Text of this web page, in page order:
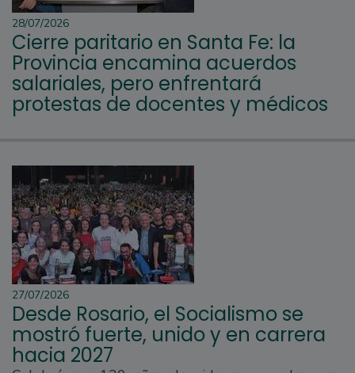
28/07/2026
Cierre paritario en Santa Fe: la
Provincia encamina acuerdos
salariales, pero enfrentará
protestas de docentes y médicos
27/07/2026
Desde Rosario, el Socialismo se
mostró fuerte, unido y en carrera
hacia 2027